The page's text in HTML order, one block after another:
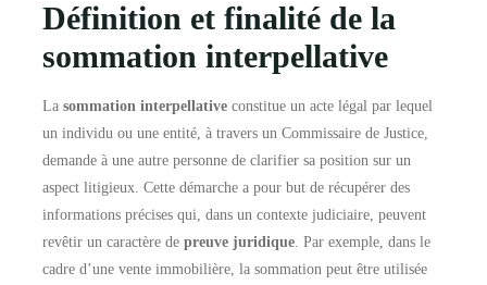
Définition et finalité de la
sommation interpellative
La sommation interpellativeconstitue un acte légal par lequel
un individu ou une entité, à travers un Commissaire de Justice,
demande à une autre personne de clarifier sa position sur un
aspect litigieux. Cette démarche a pour but de récupérer des
informations précises qui, dans un contexte judiciaire, peuvent
revêtir un caractère de preuve juridique. Par exemple, dans le
cadre d’une vente immobilière, la sommation peut être utilisée